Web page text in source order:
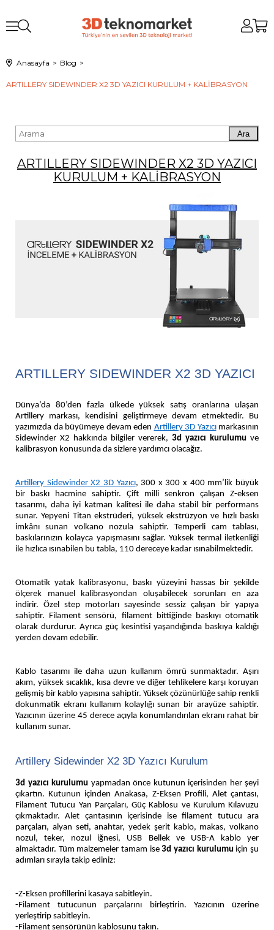
Anasayfa Blog
ARTILLERY SIDEWINDER X2 3D YAZICI KURULUM + KALİBRASYON
Ara
ARTILLERY SIDEWINDER X2 3D YAZICI
KURULUM + KALİBRASYON
ARTILLERY SIDEWINDER X2 3D YAZICI
Dünya’da 80’den fazla ülkede yüksek satış oranlarına ulaşan
Artillery markası, kendisini geliştirmeye devam etmektedir. Bu
yazımızda da büyümeye devam eden Artillery 3D Yazıcımarkasının
Sidewinder X2 hakkında bilgiler vererek, 3d yazıcı kurulumu ve
kalibrasyon konusunda da sizlere yardımcı olacağız.
Artillery Sidewinder X2 3D Yazıcı, 300 x 300 x 400 mm’lik büyük
bir baskı hacmine sahiptir. Çift milli senkron çalışan Z-eksen
tasarımı, daha iyi katman kalitesi ile daha stabil bir performans
sunar. Yepyeni Titan ekstrüderi, yüksek ekstrüzyon ve hızlı baskı
imkânı sunan volkano nozula sahiptir. Temperli cam tablası,
baskılarınızın kolayca yapışmasını sağlar. Yüksek termal iletkenliği
ile hızlıca ısınabilen bu tabla, 110 dereceye kadar ısınabilmektedir.
Otomatik yatak kalibrasyonu, baskı yüzeyini hassas bir şekilde
ölçerek manuel kalibrasyondan oluşabilecek sorunları en aza
indirir. Özel step motorları sayesinde sessiz çalışan bir yapıya
sahiptir. Filament sensörü, filament bittiğinde baskıyı otomatik
olarak durdurur. Ayrıca güç kesintisi yaşandığında baskıya kaldığı
yerden devam edebilir.
Kablo tasarımı ile daha uzun kullanım ömrü sunmaktadır. Aşırı
akım, yüksek sıcaklık, kısa devre ve diğer tehlikelere karşı koruyan
gelişmiş bir kablo yapısına sahiptir. Yüksek çözünürlüğe sahip renkli
dokunmatik ekranı kullanım kolaylığı sunan bir arayüze sahiptir.
Yazıcının üzerine 45 derece açıyla konumlandırılan ekranı rahat bir
kullanım sunar.
Artillery Sidewinder X2 3D Yazıcı Kurulum
3d yazıcı kurulumu yapmadan önce kutunun içerisinden her şeyi
çıkartın. Kutunun içinden Anakasa, Z-Eksen Profili, Alet çantası,
Filament Tutucu Yan Parçaları, Güç Kablosu ve Kurulum Kılavuzu
çıkmaktadır. Alet çantasının içerisinde ise filament tutucu ara
parçaları, alyan seti, anahtar, yedek şerit kablo, makas, volkano
nozul, teker, nozul iğnesi, USB Bellek ve USB-A kablo yer
almaktadır. Tüm malzemeler tamam ise3d yazıcı kurulumuiçin şu
adımları sırayla takip ediniz:
-Z-Eksen profillerini kasaya sabitleyin.
-Filament tutucunun parçalarını birleştirin. Yazıcının üzerine
yerleştirip sabitleyin.
-Filament sensörünün kablosunu takın.